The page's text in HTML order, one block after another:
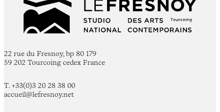
22 rue du Fresnoy, bp 80 179
59 202 Tourcoing cedex France
T. +33(0)3 20 28 38 00
accueil@lefresnoy.net